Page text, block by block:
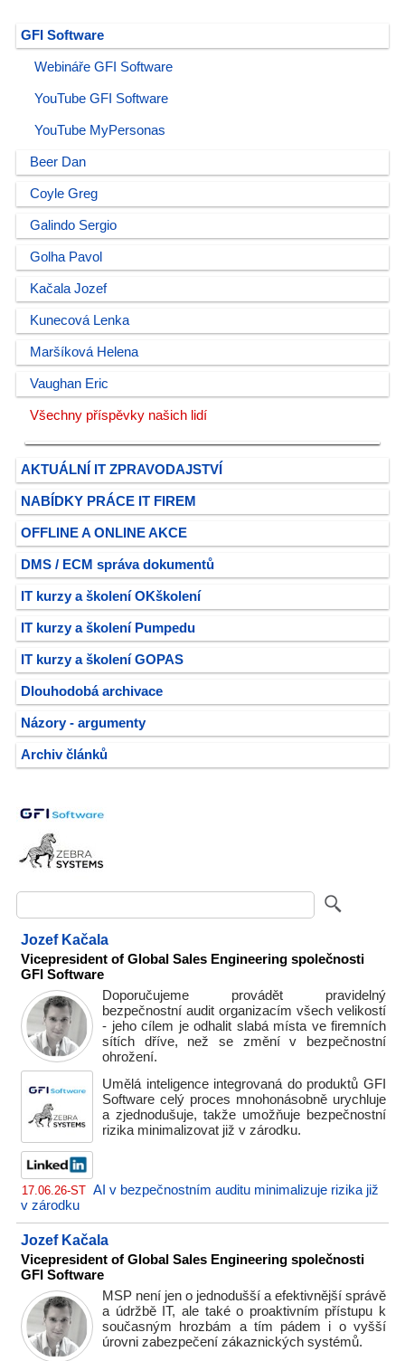
GFI Software
Webináře GFI Software
YouTube GFI Software
YouTube MyPersonas
Beer Dan
Coyle Greg
Galindo Sergio
Golha Pavol
Kačala Jozef
Kunecová Lenka
Maršíková Helena
Vaughan Eric
Všechny příspěvky našich lidí
AKTUÁLNÍ IT ZPRAVODAJSTVÍ
NABÍDKY PRÁCE IT FIREM
OFFLINE A ONLINE AKCE
DMS / ECM správa dokumentů
IT kurzy a školení OKškolení
IT kurzy a školení Pumpedu
IT kurzy a školení GOPAS
Dlouhodobá archivace
Názory - argumenty
Archiv článků
Jozef Kačala
Vicepresident of Global Sales Engineering společnosti
GFI Software
Doporučujeme provádět pravidelný
bezpečnostní audit organizacím všech velikostí
- jeho cílem je odhalit slabá místa ve firemních
sítích dříve, než se změní v bezpečnostní
ohrožení.
Umělá inteligence integrovaná do produktů GFI
Software celý proces mnohonásobně urychluje
a zjednodušuje, takže umožňuje bezpečnostní
rizika minimalizovat již v zárodku.
17.06.26-ST AI v bezpečnostním auditu minimalizuje rizika již
v zárodku
Jozef Kačala
Vicepresident of Global Sales Engineering společnosti
GFI Software
MSP není jen o jednodušší a efektivnější správě
a údržbě IT, ale také o proaktivním přístupu k
současným hrozbám a tím pádem i o vyšší
úrovni zabezpečení zákaznických systémů.